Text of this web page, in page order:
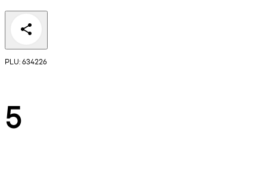
PLU: 634226
5